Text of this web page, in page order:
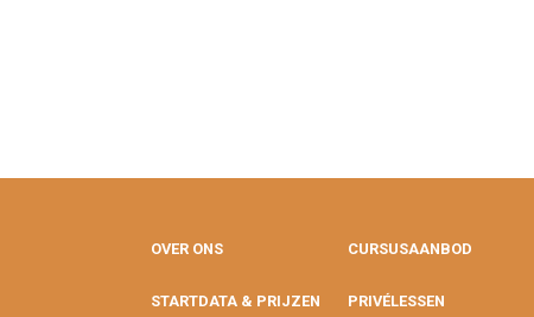
OVER ONS CURSUSAANBOD
STARTDATA & PRIJZEN PRIVÉLESSEN